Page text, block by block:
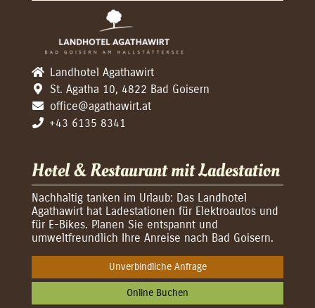
Landhotel Agathawirt
St. Agatha 10, 4822 Bad Goisern
office@agathawirt.at
+43 6135 8341
Hotel & Restaurant mit Ladestation
Nachhaltig tanken im Urlaub: Das Landhotel
Agathawirt hat Ladestationen für Elektroautos und
für E-Bikes. Planen Sie entspannt und
umweltfreundlich Ihre Anreise nach Bad Goisern.
Unverbindliche Anfrage
Online Buchen